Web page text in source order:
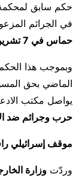
حكم سابق لمحكمة
في الجرائم
حماس في 7 تشرين الأول/أكتوبر 2023
وبموجب هذا
الماضي بحق
يواصل مكتب
حرب وجرائم ضد
موقف إسرائيلي
وردّت وزارة